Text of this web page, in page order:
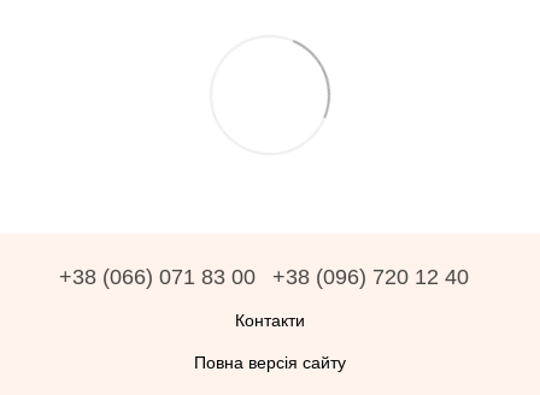
+38 (066) 071 83 00 +38 (096) 720 12 40
Контакти
Повна версія сайту